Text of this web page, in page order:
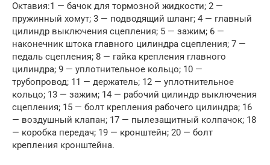
Октавия:1 — бачок для тормозной жидкости; 2 —
пружинный хомут; 3 — подводящий шланг; 4 — главный
цилиндр выключения сцепления; 5 — зажим; 6 —
наконечник штока главного цилиндра сцепления; 7 —
педаль сцепления; 8 — гайка крепления главного
цилиндра; 9 — уплотнительное кольцо; 10 —
трубопровод; 11 — держатель; 12 — уплотнительное
кольцо; 13 — зажим; 14 — рабочий цилиндр выключения
сцепления; 15 — болт крепления рабочего цилиндра; 16
— воздушный клапан; 17 — пылезащитный колпачок; 18
— коробка передач; 19 — кронштейн; 20 — болт
крепления кронштейна.